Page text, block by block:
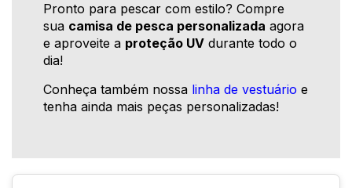
Pronto para pescar com estilo? Compre
sua camisa de pesca personalizada agora
e aproveite a proteção UV durante todo o
dia!
Conheça também nossa linha de vestuário e
tenha ainda mais peças personalizadas!